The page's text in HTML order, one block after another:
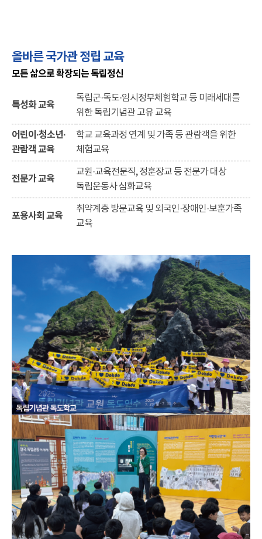
올바른 국가관 정립 교육
모든 삶으로 확장되는 독립정신
특성화 교육
독립군·독도·임시정부체험학교 등 미래세대를
위한 독립기념관 고유 교육
어린이·청소년·
관람객 교육
학교 교육과정 연계 및 가족 등 관람객을 위한
체험교육
전문가 교육
교원·교육전문직, 정훈장교 등 전문가 대상
독립운동사 심화교육
포용사회 교육
취약계층 방문교육 및 외국인·장애인·보훈가족
교육